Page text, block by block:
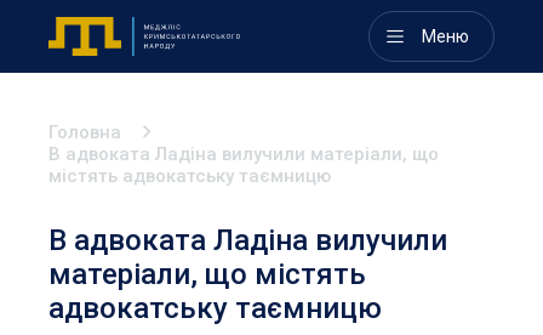
Меню
Головна
В адвоката Ладіна вилучили матеріали, що
містять адвокатську таємницю
В адвоката Ладіна вилучили
матеріали, що містять
адвокатську таємницю